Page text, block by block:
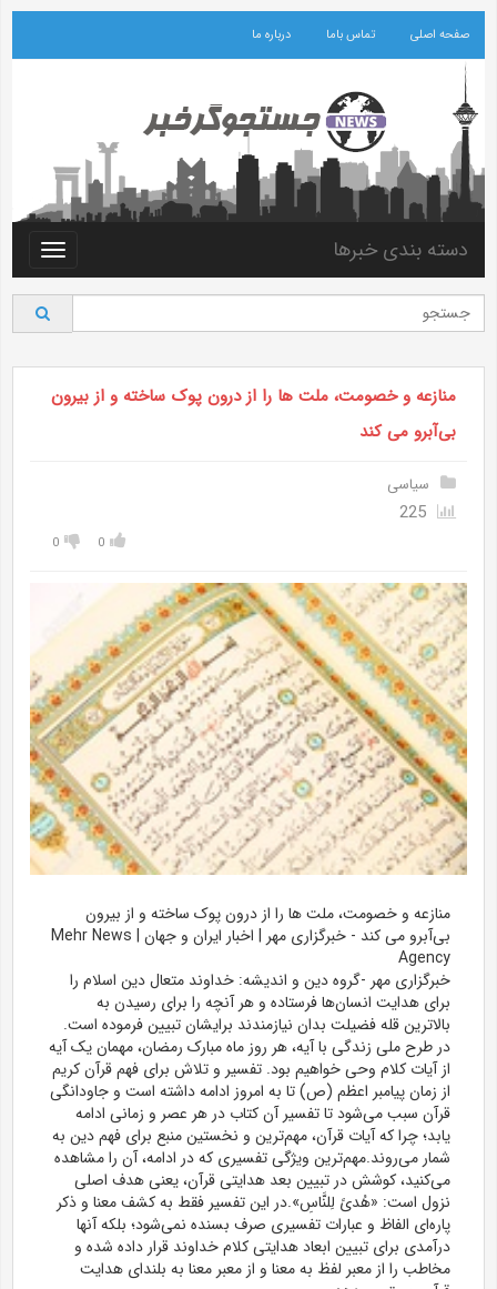
صفحه اصلی تماس باما درباره ما
Toggle
دسته بندی خبرها
منازعه و خصومت، ملت ها را از درون پوک ساخته و از بیرون
بی‌آبرو می‌ کند
سیاسی
0
0
منازعه و خصومت، ملت ها را از درون پوک ساخته و از بیرون
بی‌آبرو می‌ کند - خبرگزاری مهر | اخبار ایران و جهان | Mehr News
Agency
خبرگزاری مهر -گروه دین و اندیشه:خداوند متعال دین اسلام را
برای هدایت انسان‌ها فرستاده و هر آنچه را برای رسیدن به
بالاترین قله فضیلت بدان نیازمندند برایشان تبیین فرموده است.
در طرح ملی زندگی با آیه، هر روز ماه مبارک رمضان، مهمان یک آیه
از آیات کلام وحی خواهیم بود. تفسیر و تلاش برای فهم قرآن کریم
از زمان پیامبر اعظم (ص) تا به امروز ادامه داشته است و جاودانگی
قرآن سبب می‌شود تا تفسیر آن کتاب در هر عصر و زمانی ادامه
یابد؛ چرا که آیات قرآن، مهم‌ترین و نخستین منبع برای فهم دین به
شمار می‌روند.مهم‌ترین ویژگی تفسیری که در ادامه، آن را مشاهده
می‌کنید، کوشش در تبیین بعد هدایتی قرآن، یعنی هدف اصلی
نزول است: «هُدیً لِلنَّاسِ».در این تفسیر فقط به کشف معنا و ذکر
پاره‌ای الفاظ و عبارات تفسیری صرف بسنده نمی‌شود؛ بلکه آنها
درآمدی برای تبیین ابعاد هدایتی کلام خداوند قرار داده شده و
مخاطب را از معبر لفظ به معنا و از معبر معنا به بلندای هدایت